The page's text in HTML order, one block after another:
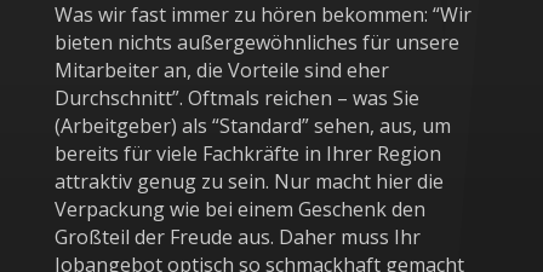
Was wir fast immer zu hören bekommen: “Wir
bieten nichts außergewöhnliches für unsere
Mitarbeiter an, die Vorteile sind eher
Durchschnitt”. Oftmals reichen – was Sie
(Arbeitgeber) als “Standard” sehen, aus, um
bereits für viele Fachkräfte in Ihrer Region
attraktiv genug zu sein. Nur macht hier die
Verpackung wie bei einem Geschenk den
Großteil der Freude aus. Daher muss Ihr
Jobangebot optisch so schmackhaft gemacht